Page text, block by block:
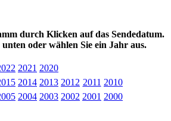
durch Klicken auf das Sendedatum.
oder wählen Sie ein Jahr aus.
2021 2020
2014 2013 2012 2011 2010
2004 2003 2002 2001 2000